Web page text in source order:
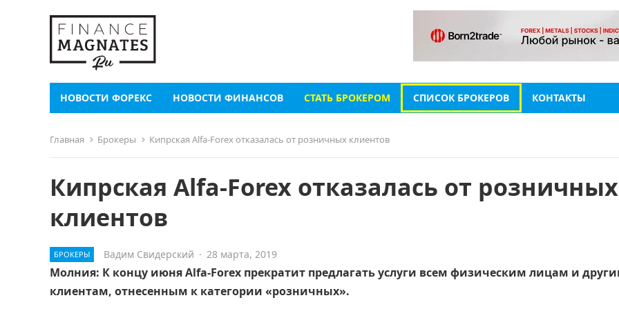
НОВОСТИ ФОРЕКС НОВОСТИ ФИНАНСОВ СТАТЬ БРОКЕРОМ СПИСОК БРОКЕРОВ КОНТАКТЫ
Главная Брокеры Кипрская Alfa-Forex отказалась от розничных клиентов
Кипрская Alfa-Forex отказалась от розничных
клиентов
БРОКЕРЫ Вадим Свидерский · 28 марта, 2019
Молния: К концу июня Alfa-Forex прекратит предлагать услуги всем физическим лицам и
клиентам, отнесенным к категории «розничных».